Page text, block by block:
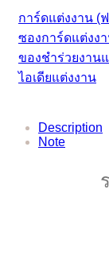
การ์ดแต่งงาน (
ซองการ์ดแต่งง
ของชำร่วยงาน
ไอเดียแต่งงาน
Description
Note